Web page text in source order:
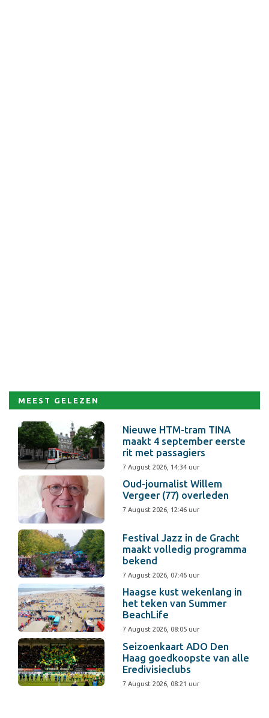
MEEST GELEZEN
Nieuwe HTM-tram TINA
maakt 4 september eerste
rit met passagiers
7 August 2026, 14:34 uur
Oud-journalist Willem
Vergeer (77) overleden
7 August 2026, 12:46 uur
Festival Jazz in de Gracht
maakt volledig programma
bekend
7 August 2026, 07:46 uur
Haagse kust wekenlang in
het teken van Summer
BeachLife
7 August 2026, 08:05 uur
Seizoenkaart ADO Den
Haag goedkoopste van alle
Eredivisieclubs
7 August 2026, 08:21 uur